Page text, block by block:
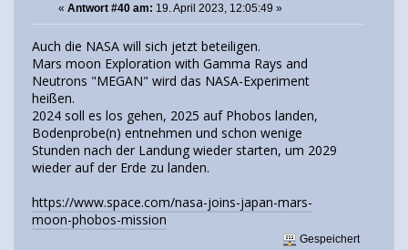
« Antwort #40 am: 19. April 2023, 12:05:49 »
Auch die NASA will sich jetzt beteiligen.
Mars moon Exploration with Gamma Rays and
Neutrons "MEGAN" wird das NASA-Experiment
heißen.
2024 soll es los gehen, 2025 auf Phobos landen,
Bodenprobe(n) entnehmen und schon wenige
Stunden nach der Landung wieder starten, um 2029
wieder auf der Erde zu landen.
https://www.space.com/nasa-joins-japan-mars-
moon-phobos-mission
Gespeichert